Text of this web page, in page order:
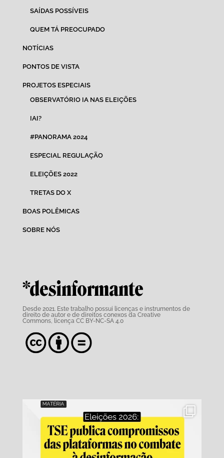
SAÍDAS POSSÍVEIS
QUEM TÁ PREOCUPADO
NOTÍCIAS
PONTOS DE VISTA
PROJETOS ESPECIAIS
OBSERVATÓRIO IA NAS ELEIÇÕES
IAI?
#PANORAMA 2024
ESPECIAL REGULAÇÃO
ELEIÇÕES 2022
TRETAS DO X
BOAS POLÊMICAS
SOBRE NÓS
*desinformante
Desde 2021. Este trabalho possui licenças e instrumentos de
direito de autor e de direitos conexos da Creative
Commons, licença CC BY-NC-SA 4.0